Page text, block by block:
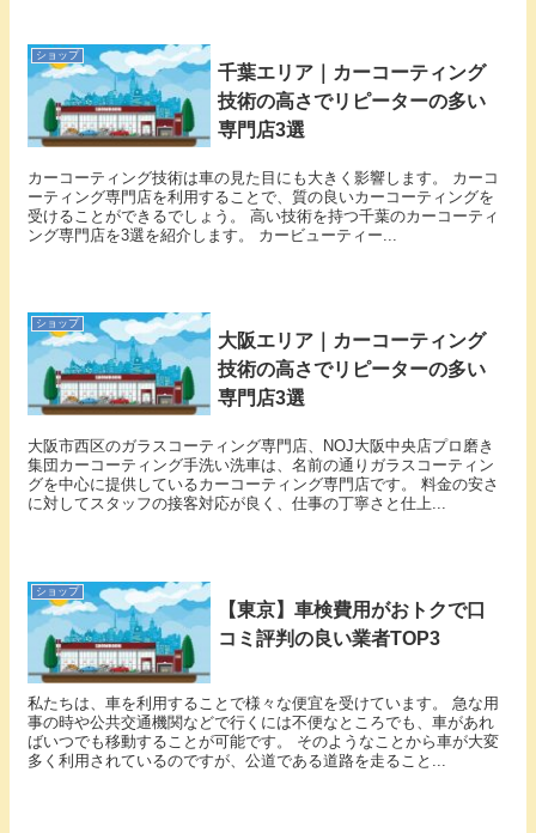
ショップ
千葉エリア｜カーコーティング
技術の高さでリピーターの多い
専門店3選
カーコーティング技術は車の見た目にも大きく影響します。 カーコ
ーティング専門店を利用することで、質の良いカーコーティングを
受けることができるでしょう。 高い技術を持つ千葉のカーコーティ
ング専門店を3選を紹介します。 カービューティー...
ショップ
大阪エリア｜カーコーティング
技術の高さでリピーターの多い
専門店3選
大阪市西区のガラスコーティング専門店、NOJ大阪中央店プロ磨き
集団カーコーティング手洗い洗車は、名前の通りガラスコーティン
グを中心に提供しているカーコーティング専門店です。 料金の安さ
に対してスタッフの接客対応が良く、仕事の丁寧さと仕上...
ショップ
【東京】車検費用がおトクで口
コミ評判の良い業者TOP3
私たちは、車を利用することで様々な便宜を受けています。 急な用
事の時や公共交通機関などで行くには不便なところでも、車があれ
ばいつでも移動することが可能です。 そのようなことから車が大変
多く利用されているのですが、公道である道路を走ること...